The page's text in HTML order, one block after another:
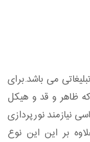
می باشد.برای
ظاهر و قد و هیکل
نیازمند نورپردازی
بر این این نوع